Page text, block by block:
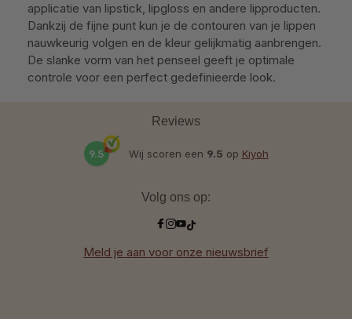
applicatie van lipstick, lipgloss en andere lipproducten.
Dankzij de fijne punt kun je de contouren van je lippen
nauwkeurig volgen en de kleur gelijkmatig aanbrengen.
De slanke vorm van het penseel geeft je optimale
controle voor een perfect gedefinieerde look.
Reviews
9.5 Wij scoren een 9.5 op Kiyoh
Volg ons op:
Meld je aan voor onze nieuwsbrief